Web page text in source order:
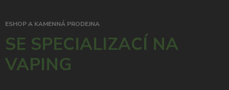
ESHOP A KAMENNÁ PRODEJNA
SE SPECIALIZACÍ NA
VAPING